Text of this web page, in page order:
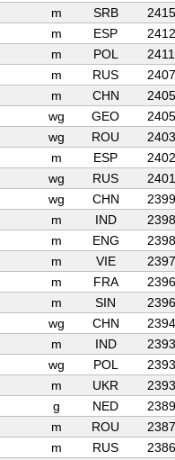
m SRB
2415
m ESP
2412
m POL
2411
m RUS
2407
m CHN
2405
wg GEO
2405
wg ROU
2403
m ESP
2402
wg RUS
2401
wg CHN
2399
m IND
2398
m ENG
2398
m VIE
2397
m FRA
2396
m SIN
2396
wg CHN
2394
m IND
2393
wg POL
2393
m UKR
2393
g NED
2389
m ROU
2387
m RUS
2386